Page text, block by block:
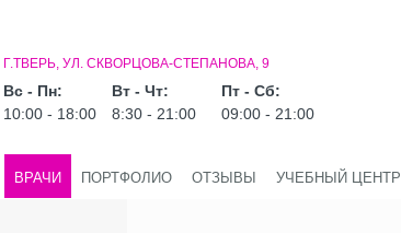
Г.ТВЕРЬ, УЛ. СКВОРЦОВА-СТЕПАНОВА, 9
Вс - Пн:
10:00 - 18:00
Вт - Чт:
8:30 - 21:00
Пт - Сб:
09:00 - 21:00
ВРАЧИ ПОРТФОЛИО ОТЗЫВЫ УЧЕБНЫЙ ЦЕНТР